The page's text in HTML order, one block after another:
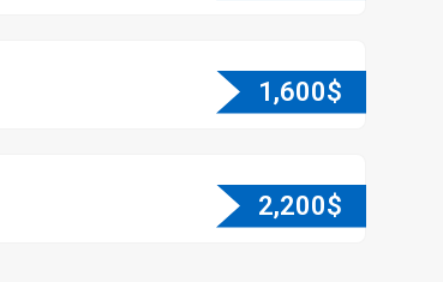
1,600$
2,200$